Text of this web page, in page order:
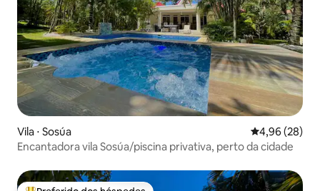
Vila ⋅ Sosúa 4,96 de uma
4,96 (28)
Encantadora vila Sosúa/piscina privativa, perto da cidade